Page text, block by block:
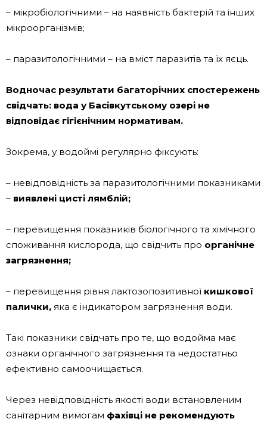
– мікробіологічними – на наявність бактерій та інших
мікроорганізмів;
– паразитологічними – на вміст паразитів та їх яєць.
Водночас результати багаторічних спостережень
свідчать: вода у Басівкутському озері не
відповідає гігієнічним нормативам.
Зокрема, у водоймі регулярно фіксують:
– невідповідність за паразитологічними показниками
– виявлені цисті лямблій;
– перевищення показників біологічного та хімічного
споживання кислорода, що свідчить про органічне
загрязнення;
– перевищення рівня лактозопозитивної кишкової
палички, яка є індикатором загрязнення води.
Такі показники свідчать про те, що водойма має
ознаки органічного загрязнення та недостатньо
ефективно самоочищається.
Через невідповідність якості води встановленим
санітарним вимогам фахівці не рекомендують